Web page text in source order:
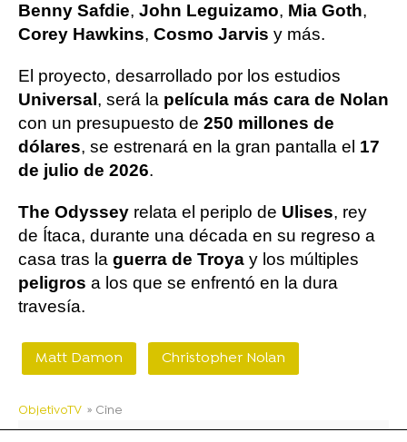
Benny Safdie, John Leguizamo, Mia Goth,
Corey Hawkins, Cosmo Jarvis y más.
El proyecto, desarrollado por los estudios
Universal , será la película más cara de Nolan
con un presupuesto de 250 millones de
dólares, se estrenará en la gran pantalla el 17
de julio de 2026.
The Odyssey relata el periplo de Ulises, rey
de Ítaca, durante una década en su regreso a
casa tras la guerra de Troya y los múltiples
peligros a los que se enfrentó en la dura
travesía.
Matt Damon Christopher Nolan
ObjetivoTV » Cine